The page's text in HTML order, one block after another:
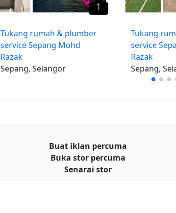
1
Tukang rumah & plumber
service Sepang Mohd
Razak
Sepang, Selangor
Tukang
service
Razak
Sepang,
Buat iklan percuma
Buka stor percuma
Senarai stor